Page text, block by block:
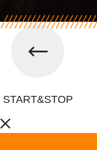
START&STOP